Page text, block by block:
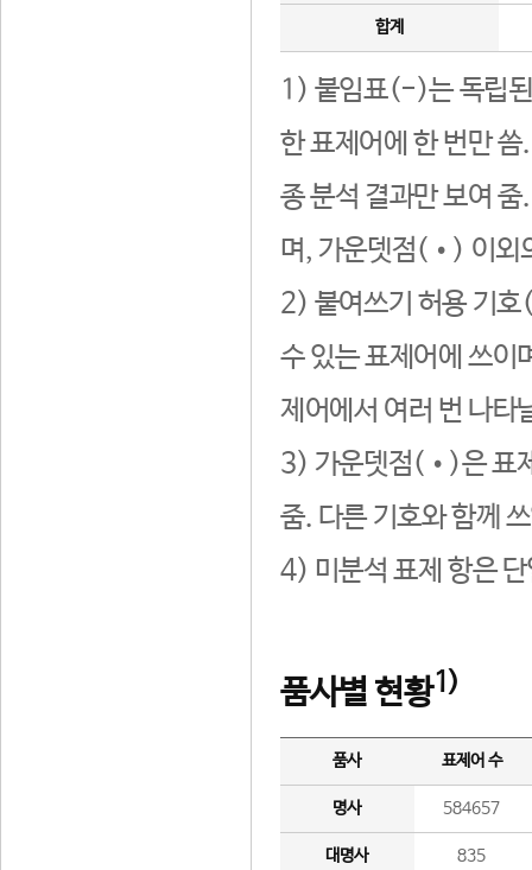
합계
1) 붙임표(-)는 독립된
한 표제어에 한 번만
종 분석 결과만 보여
며, 가운뎃점(•) 이외
2) 붙여쓰기 허용 기호
수 있는 표제어에 쓰이
제어에서 여러 번 나타
3) 가운뎃점(•)은 표
줌. 다른 기호와 함께
4) 미분석 표제 항은
품사별 현황1)
품사 표제어 수
명사 584657
대명사 835